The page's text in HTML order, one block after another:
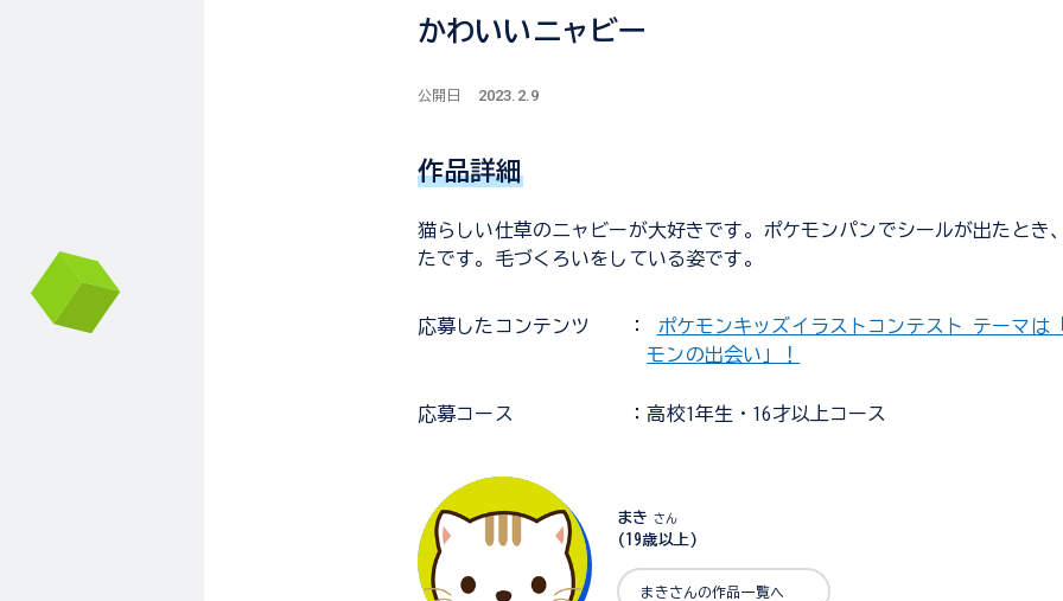
かわいいニャビー
公開日 2023.2.9
作品詳細
猫らしい仕草のニャビーが大好きです。ポケモンパンでシールが出たとき
たです。毛づくろいをしている姿です。
応募した コンテンツ ：
ポケモンキッズイラストコンテスト テーマは
モンの出会い」！
応募コース ：高校1年生・16才以上コース
まき さん
(19歳以上)
まきさんの作品一覧へ